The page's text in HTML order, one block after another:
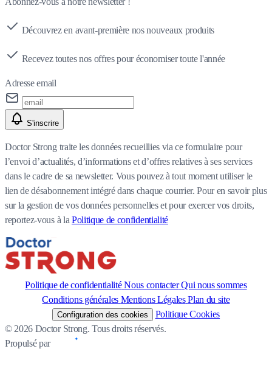
Découvrez en avant-première nos nouveaux produits
Recevez toutes nos offres pour économiser toute l'année
Adresse email
S'inscrire
Doctor Strong traite les données recueillies via ce formulaire pour
l’envoi d’actualités, d’informations et d’offres relatives à ses services
dans le cadre de sa newsletter. Vous pouvez à tout moment utiliser le
lien de désabonnement intégré dans chaque courrier. Pour en savoir plus
sur la gestion de vos données personnelles et pour exercer vos droits,
reportez-vous à la Politique de confidentialité
Politique de confidentialité Nous contacter Qui nous sommes
Conditions générales Mentions Légales Plan du site
Configuration des cookies
Politique Cookies
© 2026 Doctor Strong. Tous droits réservés.
Propulsé par